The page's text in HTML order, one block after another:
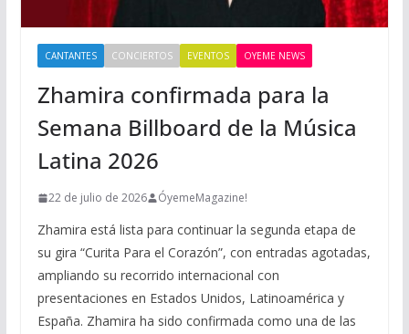
CANTANTES CONCIERTOS EVENTOS OYEME NEWS
Zhamira confirmada para la
Semana Billboard de la Música
Latina 2026
22 de julio de 2026 ÓyemeMagazine!
Zhamira está lista para continuar la segunda etapa de
su gira “Curita Para el Corazón”, con entradas agotadas,
ampliando su recorrido internacional con
presentaciones en Estados Unidos, Latinoamérica y
España. Zhamira ha sido confirmada como una de las